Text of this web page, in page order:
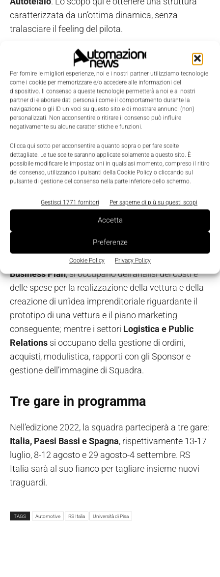
Per fornire le migliori esperienze, noi e i nostri partner utilizziamo tecnologie
come i cookie per memorizzare e/o accedere alle informazioni del
dispositivo. Il consenso a queste tecnologie permetterà a noi e ai nostri
partner di elaborare dati personali come il comportamento durante la
navigazione o gli ID univoci su questo sito e di mostrare annunci (non)
personalizzati. Non acconsentire o ritirare il consenso può influire
negativamente su alcune caratteristiche e funzioni.
Clicca qui sotto per acconsentire a quanto sopra o per fare scelte
dettagliate. Le tue scelte saranno applicate solamente a questo sito. È
possibile modificare le impostazioni in qualsiasi momento, compreso il ritiro
del consenso, utilizzando i pulsanti della Cookie Policy o cliccando sul
pulsante di gestione del consenso nella parte inferiore dello schermo.
Gestisci 1771 fornitori Per saperne di più su questi scopi
Accetta
Preferenze
Cookie Policy Privacy Policy
caratterizzata da un’ottima dinamica, senza
tralasciare il feeling del pilota.
Gli studenti impegnati sugliAerocompositi
sono
concentrati sull’alleggerimento di molti componenti
dell’autovettura. Protagonisti materiali innovativi
come fibra di carbonio e strutture a sandwich. Il
settore lavora anche sull’aerodinamica del veicolo
per ottimizzare le prestazioni e rendere più efficaci i
Il più innovativo è il settoreDriverless, che si occupa
della progettazione del veicolo a guida autonoma. Il
che, grazie ad algoritmi di percezione e previsione,
permettono al mezzo di muoversi senza aiuti
esterni.
Infine, i settori gestionali qualiCost Report e
Business Plan, si occupano dell’analisi dei costi e
delle spese per la realizzazione della vettura e della
creazione di un’idea imprenditoriale riguardante il
prototipo di una vettura e il piano marketing
conseguente; mentre i settori Logistica e Public
Relations si occupano della gestione di ordini,
acquisti, modulistica, rapporti con gli Sponsor e
gestione dell’immagine di Squadra.
Tre gare in programma
Nell’edizione 2022, la squadra parteciperà a tre gare:
Italia, Paesi Bassi e Spagna, rispettivamente 13-17
luglio, 8-12 agosto e 29 agosto-4 settembre. RS
Italia sarà al suo fianco per tagliare insieme nuovi
traguardi.
TAGS Automotive RS Italia Università di Pisa